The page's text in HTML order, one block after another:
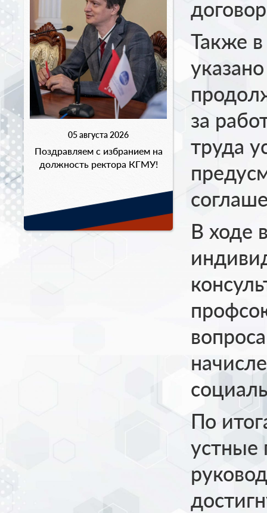
05 августа 2026
Поздравляем с избранием на
должность ректора КГМУ!
Также
за
труда
В ходе
По
устные